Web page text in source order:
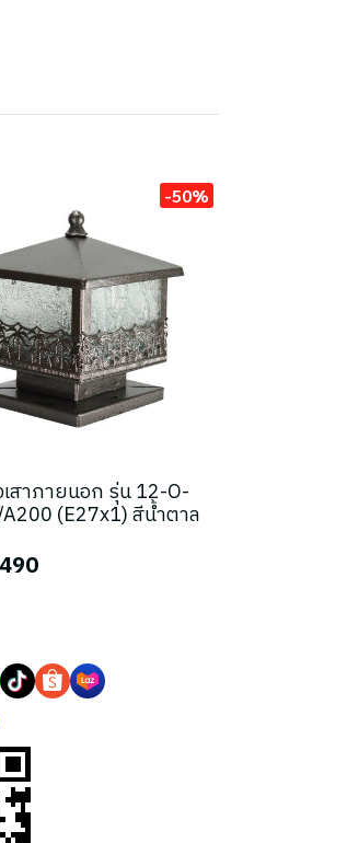
-50%
สาภายนอก รุ่น 12-O-
(E27x1) สีน้ำตาล